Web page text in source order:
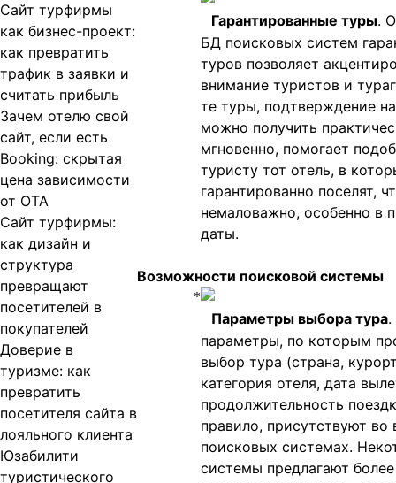
Сайт турфирмы
как бизнес-проект:
как превратить
трафик в заявки и
считать прибыль
Зачем отелю свой
сайт, если есть
Booking: скрытая
цена зависимости
от OTA
Сайт турфирмы:
как дизайн и
структура
превращают
посетителей в
покупателей
Доверие в
туризме: как
превратить
посетителя сайта в
лояльного клиента
Юзабилити
туристического
Гарантированные туры.
БД поисковых систем
туров позволяет
внимание туристов и
те туры, подтверждение
можно получить
мгновенно, помогает
туристу тот отель, в
гарантированно поселят,
немаловажно, особенно в
даты.
Возможности поисковой системы
Параметры выбора тура.
параметры, по которым
выбор тура (страна,
категория отеля, дата
продолжительность
правило, присутствуют во
поисковых системах.
системы предлагают более